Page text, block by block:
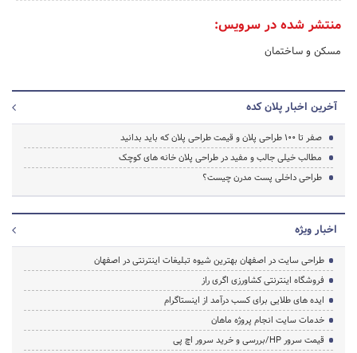
منتشر شده در سرویس:
مسکن و ساختمان
آخرین اخبار پلان کده
صفر تا 100 طراحی پلان و قیمت طراحی پلان که باید بدانید
مطالب خیلی جالب و مفید در طراحی پلان خانه های کوچک
طراحی داخلی پست مدرن چیست؟
اخبار ویژه
طراحی سایت در اصفهان بهترین شیوه تبلیغات اینترنتی در اصفهان
فروشگاه اینترنتی کشاورزی اگری راز
ایده های طلایی برای کسب درآمد از اینستاگرام
خدمات سایت انجام پروژه ماهان
قیمت سرور HP/بررسی و خرید سرور اچ پی